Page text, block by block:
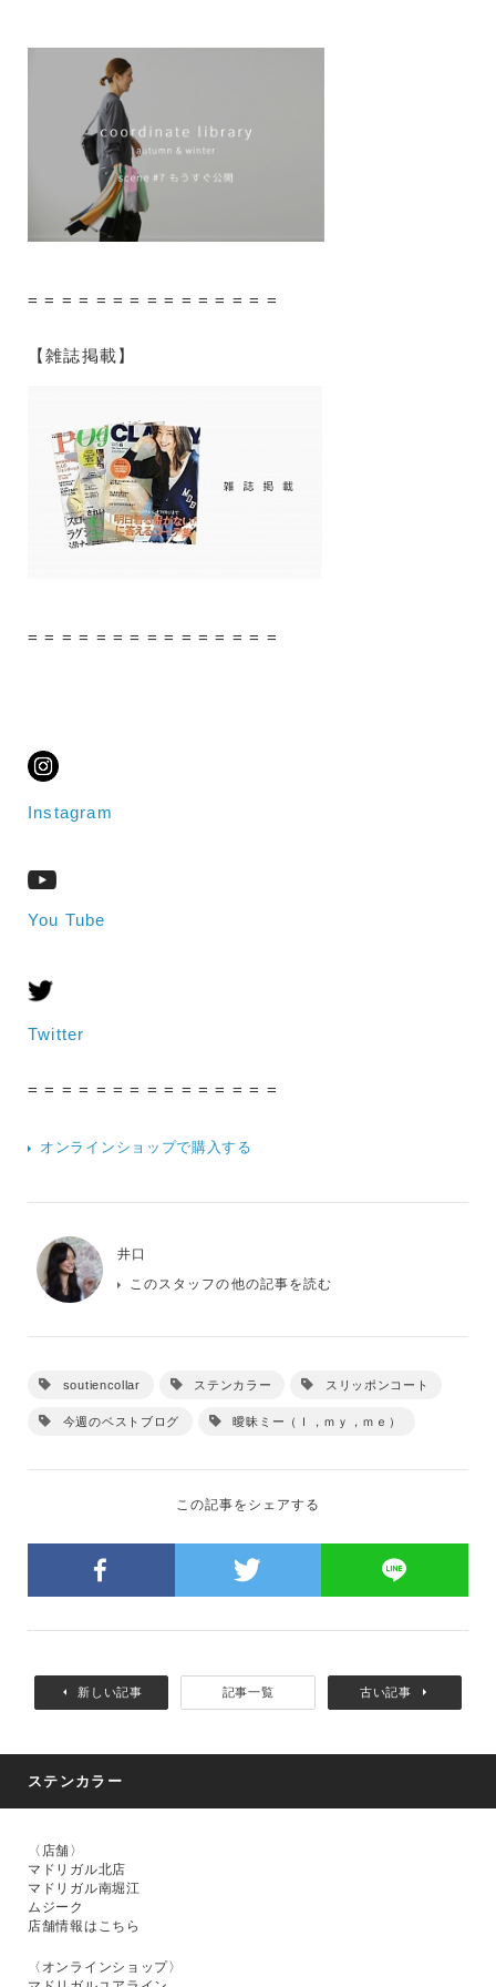
= = = = = = = = = = = = = = =
【雑誌掲載】
= = = = = = = = = = = = = = =
Instagram
You Tube
Twitter
= = = = = = = = = = = = = = =
オンラインショップで購入する
井口
このスタッフの他の記事を読む
soutiencollar ステンカラー スリッポンコート
今週のベストブログ 曖昧ミー（Ｉ，ｍｙ，ｍｅ）
この記事をシェアする
新しい記事 記事一覧 古い記事
ステンカラー
〈店舗〉
マドリガル北店
マドリガル南堀江
ムジーク
店舗情報はこちら
〈オンラインショップ〉